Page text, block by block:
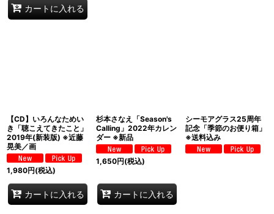
カートに入れる
【CD】いろんなためい
き「聴こえてきたこと」
2019年(新装版) ※近藤
晃美／画
1,980円(税込)
カートに入れる
杉本さなえ「Season's
Calling」2022年カレン
ダー ※新品
1,650円(税込)
カートに入れる
シーモアグラス25周年
記念「季節のお便り箱」
※送料込み